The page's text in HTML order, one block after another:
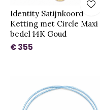
Identity Satijnkoord
Ketting met Circle Maxi
bedel 14K Goud
€ 355